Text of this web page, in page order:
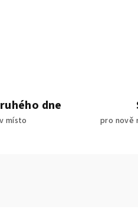
dne
místo pro nově